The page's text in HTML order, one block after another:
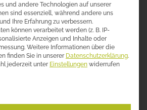
IN DÜSSELDORF
und andere Technologien auf unserer
sind essenziell, während andere uns
Ihre Erfahrung zu verbessern.
können verarbeitet werden (z. B. IP-
Anzeigen und Inhalte oder
Weitere Informationen über die
finden Sie in unserer Datenschutzerklärung.
jederzeit unter Einstellungen widerrufen
der Service-Gruppen, für die eine